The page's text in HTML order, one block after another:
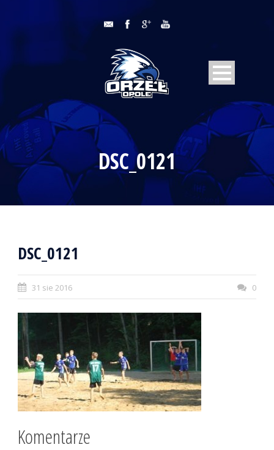
DSC_0121
DSC_0121
31 sie 2016 0
Komentarze